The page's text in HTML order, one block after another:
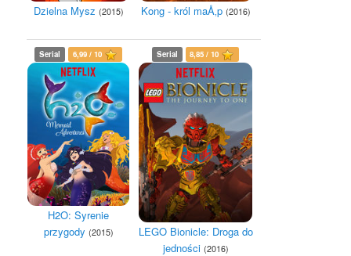
Dzielna Mysz (2015) Kong - król maÅ‚p (2016)
Serial 6,99 / 10
H2O: Syrenie
przygody (2015)
Serial 8,85 / 10
LEGO Bionicle: Droga do
jedności (2016)